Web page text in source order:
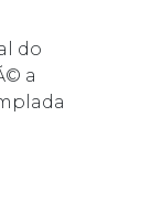
do
a